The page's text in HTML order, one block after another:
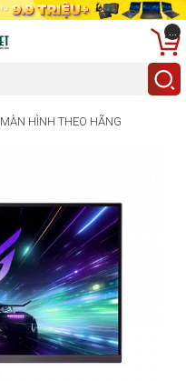
...
MÀN HÌNH THEO HÃNG